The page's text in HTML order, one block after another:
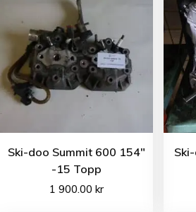
Ski-doo Summit 600 154″
-15 Topp
1 900.00 kr